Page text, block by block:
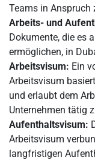
Teams in Anspruch
Arbeits- und
Dokumente, die es
ermöglichen, in
Arbeitsvisum: Ein
Arbeitsvisum
und erlaubt dem
Unternehmen tätig
Aufenthaltsvisum:
Arbeitsvisum
langfristigen